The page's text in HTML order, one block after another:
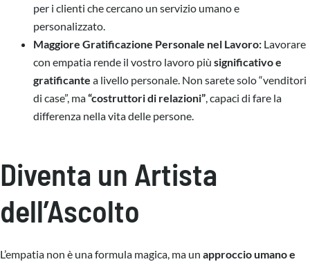
per i clienti che cercano un servizio umano e
personalizzato.
Maggiore Gratificazione Personale nel Lavoro: Lavorare
con empatia rende il vostro lavoro piùsignificativo e
gratificante a livello personale. Non sarete solo “venditori
di case”, ma“costruttori di relazioni” , capaci di fare la
differenza nella vita delle persone.
Diventa un Artista
dell’Ascolto
L’empatia non è una formula magica, ma un approccio umano e